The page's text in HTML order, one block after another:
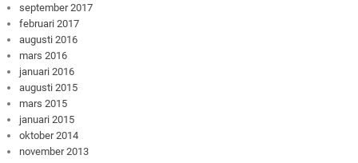
september 2017
februari 2017
augusti 2016
mars 2016
januari 2016
augusti 2015
mars 2015
januari 2015
oktober 2014
november 2013